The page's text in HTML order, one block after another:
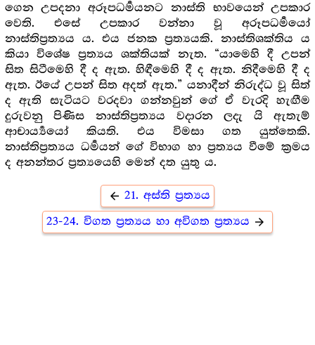
ගෙන උපදනා අරූපධර්‍මයනට නාස්ති භාවයෙන් උපකාර
වෙති. එසේ උපකාර වන්නා වූ අරූපධර්‍මයෝ
නාස්තිප්‍රත්‍යය ය. එය ජනක ප්‍රත්‍යයකි. නාස්තිශක්තිය ය
කියා විශේෂ ප්‍රත්‍යය ශක්තියක් නැත. “යාමෙහි දී උපන්
සිත සිටීමෙහි දී ද ඇත. හිඳීමෙහි දී ද ඇත. නිදීමෙහි දී ද
ඇත. ඊයේ උපන් සිත අදත් ඇත.” යනාදීන් නිරුද්ධ වූ සිත්
ද ඇති සැටියට වරදවා ගන්නවුන් ගේ ඒ වැරදි හැඟීම
දුරුවනු පිණිස නාස්තිප්‍රත්‍යය වදාරන ලදැ යි ඇතැම්
ආචාර්‍ය්‍යයෝ කියති. එය විමසා ගත යුත්තෙකි.
නාස්තිප්‍රත්‍යය ධර්‍මයන් ගේ විභාග හා ප්‍රත්‍යය වීමේ ක්‍රමය
ද අනන්තර ප්‍රත්‍යයෙහි මෙන් දත යුතු ය.
arrow_back 21. අස්ති ප්‍රත්‍යය
23-24. විගත ප්‍රත්‍යය හා අවිගත ප්‍රත්‍යය arrow_forward